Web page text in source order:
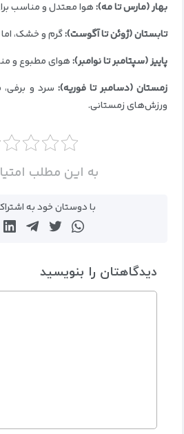
بهار (مارس تا مه):هوا معتدل و مناسب
تابستان (ژوئن تا آگوست):گرم و خشک،
پاییز (سپتامبر تا نوامبر):هوای مطبوع و
زمستان (دسامبر تا فوریه): سرد و برفی،
ورزش‌های زمستانی.
به این مطلب
با دوستان خود به
دیدگاهتان را بنویسید